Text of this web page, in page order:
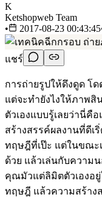
K
Ketshopweb Team
•
2017-08-23 00:43:45
แชร์
การถ่ายรูปให้ดึงดูด โ
แต่จะทำยังไงให้ภาพ
ตัวเองแบบรู้เลยว่านี่คื
สร้างสรรค์ผลงานที่ดี
ทฤษฎีที่เป๊ะ แต่ในขณะ
ด้วย แล้วเล่นกับความ
คุณมัวแต่ลิมิตตัวเองอ
ทฤษฎี แล้วความสร้าง